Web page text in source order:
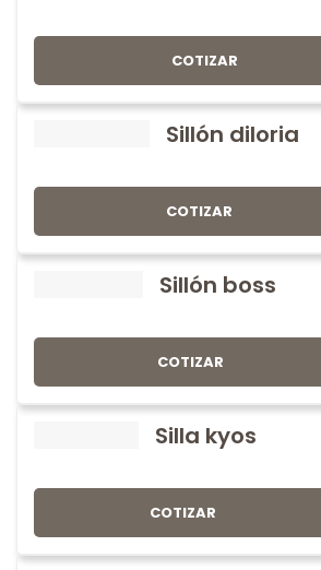
COTIZAR
Sillón diloria
COTIZAR
Sillón boss
COTIZAR
Silla kyos
COTIZAR